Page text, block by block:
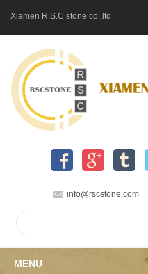
Xiamen R.S.C stone co.,ltd
info@rscstone.com
MENU